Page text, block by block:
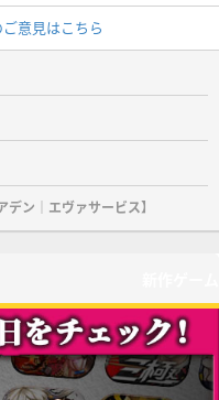
意見はこちら
ン｜エヴァサービス】